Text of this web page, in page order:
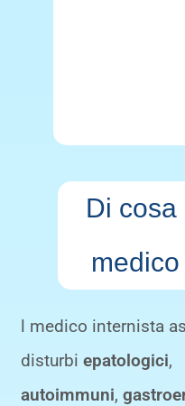
Di cosa
l medico internista
disturbi epatologici,
autoimmuni,